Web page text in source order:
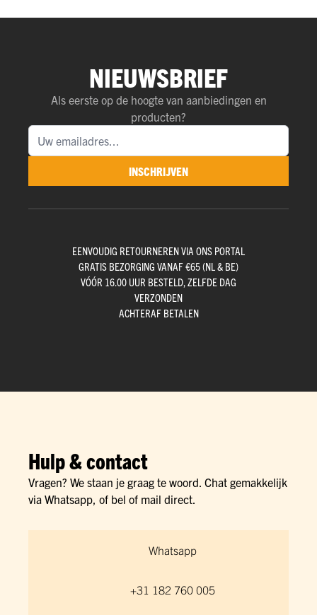
NIEUWSBRIEF
Als eerste op de hoogte van aanbiedingen en
producten?
INSCHRIJVEN
EENVOUDIG RETOURNEREN VIA ONS PORTAL
GRATIS BEZORGING VANAF €65 (NL & BE)
VÓÓR 16.00 UUR BESTELD, ZELFDE DAG
VERZONDEN
ACHTERAF BETALEN
Hulp & contact
Vragen? We staan je graag te woord. Chat gemakkelijk
via Whatsapp, of bel of mail direct.
Whatsapp
+31 182 760 005